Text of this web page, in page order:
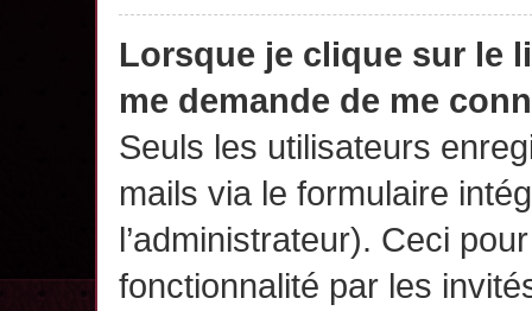
Lorsque je clique sur le
me demande de me
Seuls les utilisateurs
mails via le formulaire
l’administrateur). Ceci
fonctionnalité par les